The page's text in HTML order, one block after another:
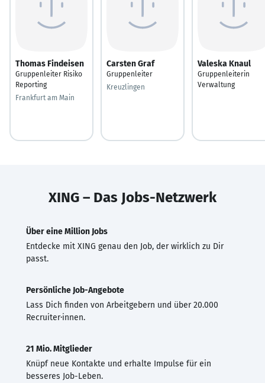
Thomas Findeisen
Gruppenleiter Risiko
Reporting
Frankfurt am Main
Carsten Graf
Gruppenleiter
Kreuzlingen
Valeska Knaul
Gruppenleiterin
Verwaltung
XING – Das Jobs-Netzwerk
Über eine Million Jobs
Entdecke mit XING genau den Job, der wirklich zu Dir
passt.
Persönliche Job-Angebote
Lass Dich finden von Arbeitgebern und über 20.000
Recruiter·innen.
21 Mio. Mitglieder
Knüpf neue Kontakte und erhalte Impulse für ein
besseres Job-Leben.